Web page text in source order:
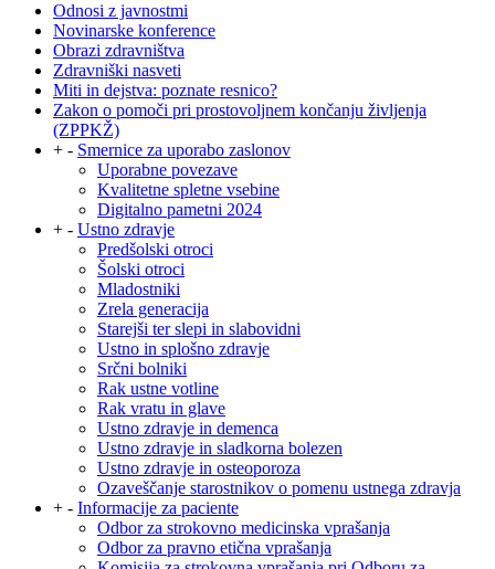
Odnosi z javnostmi
Novinarske konference
Obrazi zdravništva
Zdravniški nasveti
Miti in dejstva: poznate resnico?
Zakon o pomoči pri prostovoljnem končanju življenja
(ZPPKŽ)
+ - Smernice za uporabo zaslonov
Uporabne povezave
Kvalitetne spletne vsebine
Digitalno pametni 2024
+ - Ustno zdravje
Predšolski otroci
Šolski otroci
Mladostniki
Zrela generacija
Starejši ter slepi in slabovidni
Ustno in splošno zdravje
Srčni bolniki
Rak ustne votline
Rak vratu in glave
Ustno zdravje in demenca
Ustno zdravje in sladkorna bolezen
Ustno zdravje in osteoporoza
Ozaveščanje starostnikov o pomenu ustnega zdravja
+ - Informacije za paciente
Odbor za strokovno medicinska vprašanja
Odbor za pravno etična vprašanja